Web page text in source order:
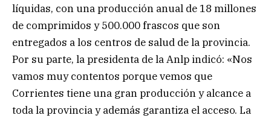
líquidas, con una producción anual de 18 millones
de comprimidos y 500.000 frascos que son
entregados a los centros de salud de la provincia.
Por su parte, la presidenta de la Anlp indicó: «Nos
vamos muy contentos porque vemos que
Corrientes tiene una gran producción y alcance a
toda la provincia y además garantiza el acceso. La